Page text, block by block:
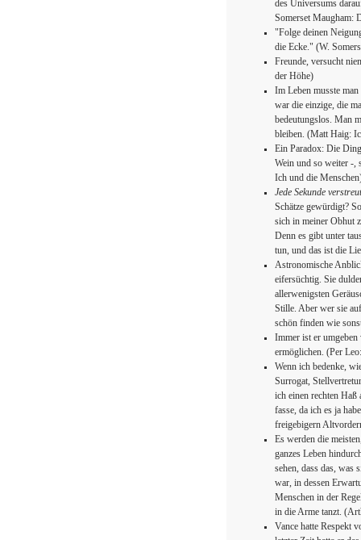
des Universums
Somerset Maugham:
"Folge deinen
die Ecke." (W.
Freunde, versucht
der Höhe)
Im Leben musste
war die einzige, die
bedeutungslos. Man
bleiben. (Matt Haig:
Ein Paradox: Die
Wein und so weiter -
Ich und die
Jede Sekunde
Schätze gewürdigt?
sich in meiner Obhut
Denn es gibt unter
tun, und das ist die
Astronomische
eifersüchtig. Sie
allerwenigsten
Stille. Aber wer sie
schön finden wie
Immer ist er
ermöglichen. (Per
Wenn ich bedenke,
Surrogat,
ich einen rechten Haß
fasse, da ich es ja
freigebigern
Es werden die
ganzes Leben
sehen, dass das, was
war, in dessen
Menschen in der
in die Arme tanzt.
Vance hatte Respekt